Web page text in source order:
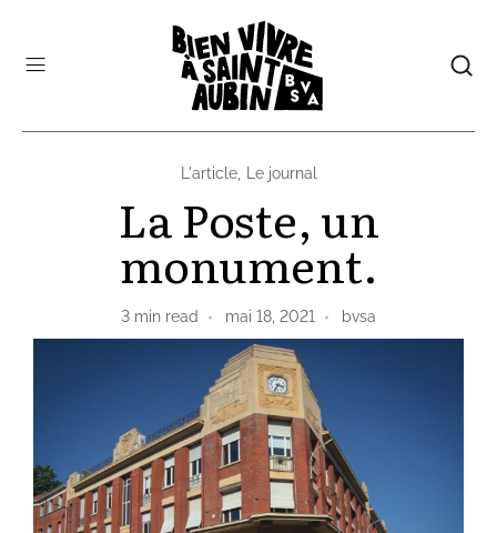
L'article, Le journal
La Poste, un
monument.
3 min read mai 18, 2021 bvsa